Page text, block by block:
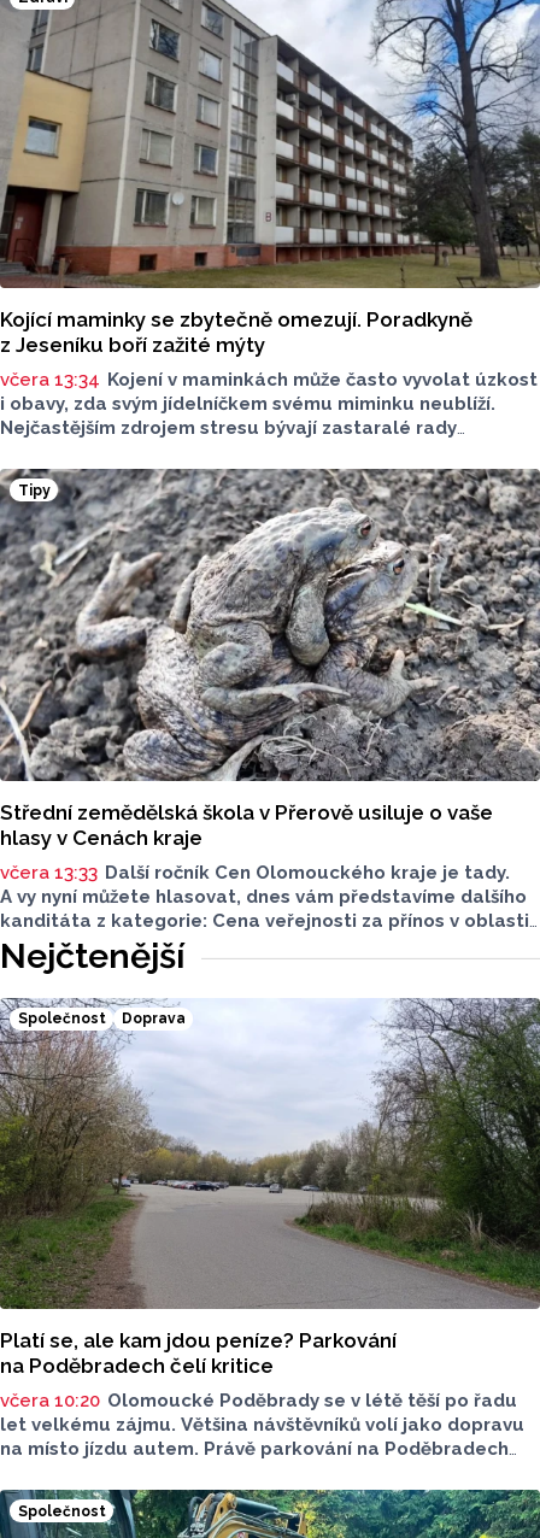
Kojící maminky se zbytečně omezují. Poradkyně
z Jeseníku boří zažité mýty
včera 13:34 Kojení v maminkách může často vyvolat úzkost
i obavy, zda svým jídelníčkem svému miminku neublíží.
Nejčastějším zdrojem stresu bývají zastaralé rady
se nadýmavým potravinám nebo preventivnímu vyřazování
alergenů. Mýty o stravě při kojení boří laktační poradkyně
z Jeseníku.
Tipy
Střední zemědělská škola v Přerově usiluje o vaše
hlasy v Cenách kraje
včera 13:33 Další ročník Cen Olomouckého kraje je tady.
A vy nyní můžete hlasovat, dnes vám představíme dalšího
kanditáta z kategorie: Cena veřejnosti za přínos v oblasti
životního prostředí. Toto je Střední zemědělská škola
v Přerově, která má nominaci v kategorii: Významný počin
Nejčtenější
Společnost Doprava
Platí se, ale kam jdou peníze? Parkování
na Poděbradech čelí kritice
včera 10:20 Olomoucké Poděbrady se v létě těší po řadu
let velkému zájmu. Většina návštěvníků volí jako dopravu
na místo jízdu autem. Právě parkování na Poděbradech
Na konci června vznikla na Facebooku stránka s názvem
Poděbrady bez závor a nelegálního parkovného, která
Společnost